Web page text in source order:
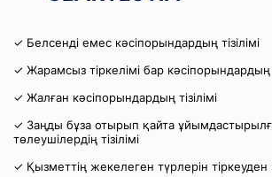
✓ Белсенді емес кәсіпорындардың тізілімі
✓ Жарамсыз тіркелімі бар кәсіпорындардың
✓ Жалған кәсіпорындардың тізілімі
✓ Заңды бұза отырып қайта
төлеушілердің тізілімі
✓ Қызметтің жекелеген түрлерін тіркеуден